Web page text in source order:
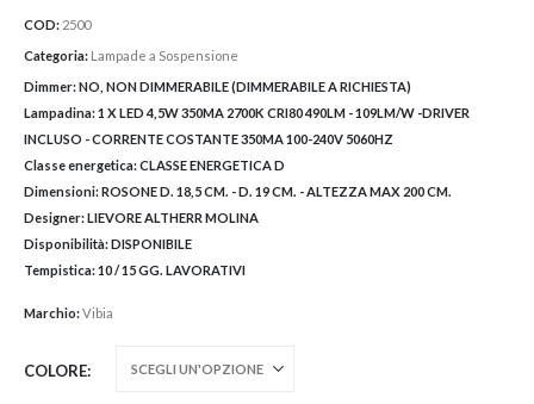
COD: 2500
Categoria: Lampade a Sospensione
Dimmer:NO, NON DIMMERABILE (DIMMERABILE A RICHIESTA)
Lampadina:1 X LED 4,5W 350MA 2700K CRI80 490LM - 109LM/W -DRIVER
INCLUSO - CORRENTE COSTANTE 350MA 100-240V 5060HZ
Classe energetica:CLASSE ENERGETICA D
Dimensioni:ROSONE D. 18,5 CM. - D. 19 CM. - ALTEZZA MAX 200 CM.
Designer:LIEVORE ALTHERR MOLINA
Disponibilità:DISPONIBILE
Tempistica:10 / 15 GG. LAVORATIVI
Marchio:Vibia
COLORE